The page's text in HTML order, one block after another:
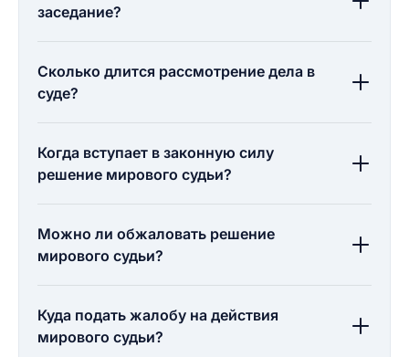
заседание?
Сколько длится рассмотрение дела в
суде?
Когда вступает в законную силу
решение мирового судьи?
Можно ли обжаловать решение
мирового судьи?
Куда подать жалобу на действия
мирового судьи?